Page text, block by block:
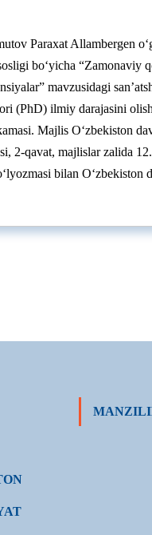
Paraxat Allambergen
bo‘yicha “Zamonaviy
mavzusidagi
(PhD) ilmiy darajasini
Majlis O‘zbekiston
2-qavat, majlislar zalida
bilan O‘zbekiston